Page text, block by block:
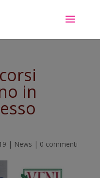
in
| News | 0 commenti